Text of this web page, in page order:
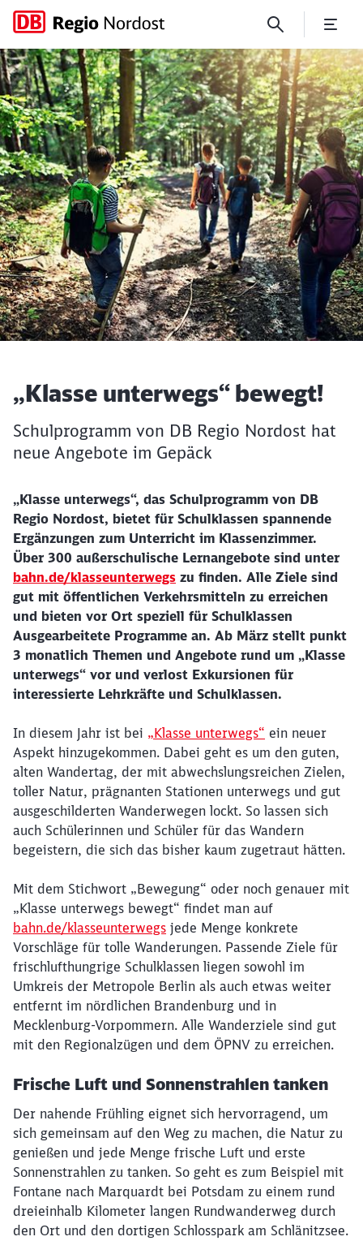
„Klasse unterwegs“ bewegt!
Artikel:
„Klasse unterwegs“ bewegt!
Schulprogramm von DB Regio Nordost hat
neue Angebote im Gepäck
„Klasse unterwegs“, das Schulprogramm von DB
Regio Nordost, bietet für Schulklassen spannende
Ergänzungen zum Unterricht im Klassenzimmer.
Über 300 außerschulische Lernangebote sind unter
bahn.de/klasseunterwegs zu finden. Alle Ziele sind
gut mit öffentlichen Verkehrsmitteln zu erreichen
und bieten vor Ort speziell für Schulklassen
Ausgearbeitete Programme an. Ab März stellt punkt
3 monatlich Themen und Angebote rund um „Klasse
unterwegs“ vor und verlost Exkursionen für
interessierte Lehrkräfte und Schulklassen.
In diesem Jahr ist bei „Klasse unterwegs“ ein neuer
Aspekt hinzugekommen. Dabei geht es um den guten,
alten Wandertag, der mit abwechslungsreichen Zielen,
toller Natur, prägnanten Stationen unterwegs und gut
ausgeschilderten Wanderwegen lockt. So lassen sich
auch Schülerinnen und Schüler für das Wandern
begeistern, die sich das bisher kaum zugetraut hätten.
Mit dem Stichwort „Bewegung“ oder noch genauer mit
„Klasse unterwegs bewegt“ findet man auf
bahn.de/klasseunterwegs jede Menge konkrete
Vorschläge für tolle Wanderungen. Passende Ziele für
frischlufthungrige Schulklassen liegen sowohl im
Umkreis der Metropole Berlin als auch etwas weiter
entfernt im nördlichen Brandenburg und in
Mecklenburg-Vorpommern. Alle Wanderziele sind gut
mit den Regionalzügen und dem ÖPNV zu erreichen.
Frische Luft und Sonnenstrahlen tanken
Der nahende Frühling eignet sich hervorragend, um
sich gemeinsam auf den Weg zu machen, die Natur zu
genießen und jede Menge frische Luft und erste
Sonnenstrahlen zu tanken. So geht es zum Beispiel mit
Fontane nach Marquardt bei Potsdam zu einem rund
dreieinhalb Kilometer langen Rundwanderweg durch
den Ort und den dortigen Schlosspark am Schlänitzsee.